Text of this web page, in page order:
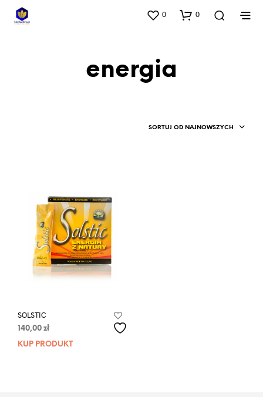
0 0
energia
SORTUJ OD NAJNOWSZYCH
SOLSTIC
140,00 zł
KUP PRODUKT